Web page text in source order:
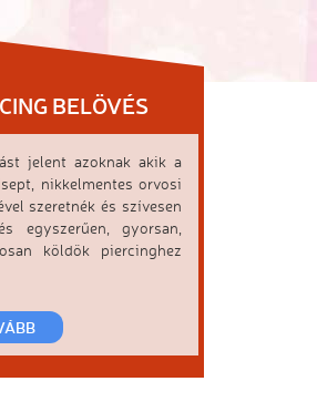
BELÖVÉS
jelent azoknak akik a
nikkelmentes orvosi
szeretnék és szívesen
egyszerűen, gyorsan,
köldök piercinghez